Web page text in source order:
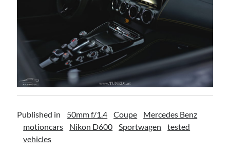
Published in 50mm f/1.4 Coupe
Mercedes Benz
motioncars
Nikon D600 Sportwagen
tested
vehicles